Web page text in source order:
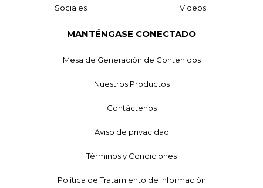
Sociales Videos
MANTÉNGASE CONECTADO
Mesa de Generación de Contenidos
Nuestros Productos
Contáctenos
Aviso de privacidad
Términos y Condiciones
Política de Tratamiento de Información